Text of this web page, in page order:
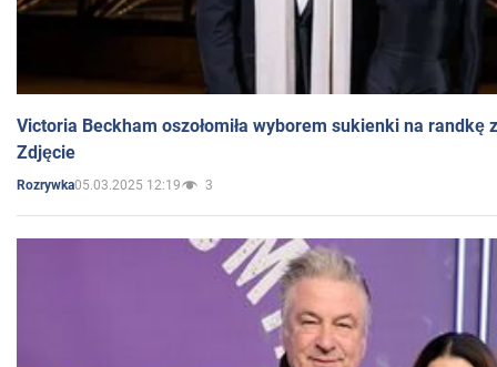
Victoria Beckham oszołomiła wyborem sukienki na randkę
Zdjęcie
Rozrywka05.03.2025 12:19 3